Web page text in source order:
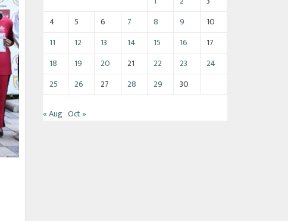
4
5 6 7 8 9
10
11
12 13 14 15 16
17
18
19 20 21 22 23
24
25
26 27 28 29 30
« Aug Oct »